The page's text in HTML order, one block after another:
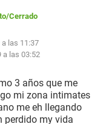
/Cerrado
las 11:37
a las 03:52
3 años que me
mi zona intimates
me eh llegando
perdido my vida